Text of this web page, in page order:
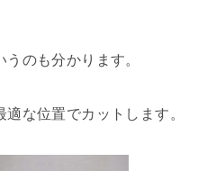
のも分かります。
な位置でカットします。